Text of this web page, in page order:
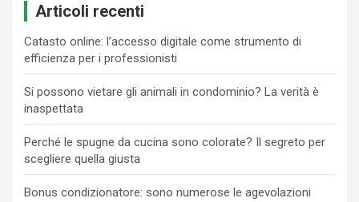
Articoli recenti
Catasto online: l’accesso digitale come strumento di
efficienza per i professionisti
Si possono vietare gli animali in condominio? La verità è
inaspettata
Perché le spugne da cucina sono colorate? Il segreto per
scegliere quella giusta
Bonus condizionatore: sono numerose le agevolazioni